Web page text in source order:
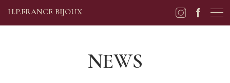
H.P.FRANCE BIJOUX
NEWS